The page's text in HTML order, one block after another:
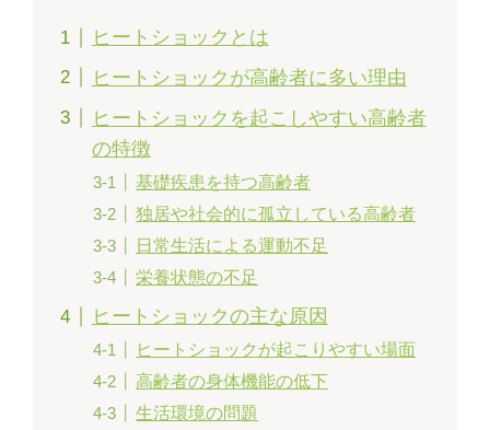
ヒートショックとは
ヒートショックが高齢者に多い理由
ヒートショックを起こしやすい高齢者
の特徴
基礎疾患を持つ高齢者
独居や社会的に孤立している高齢者
日常生活による運動不足
栄養状態の不足
ヒートショックの主な原因
ヒートショックが起こりやすい場面
高齢者の身体機能の低下
生活環境の問題